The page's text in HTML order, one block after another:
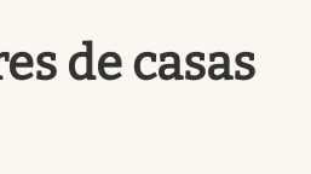
de casas